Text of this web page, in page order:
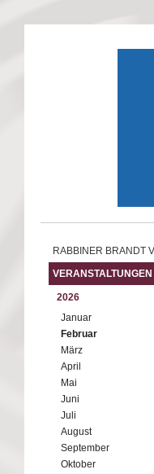
RABBINER BRANDT
VERANSTALTUNGEN
2026
Januar
Februar
März
April
Mai
Juni
Juli
August
September
Oktober